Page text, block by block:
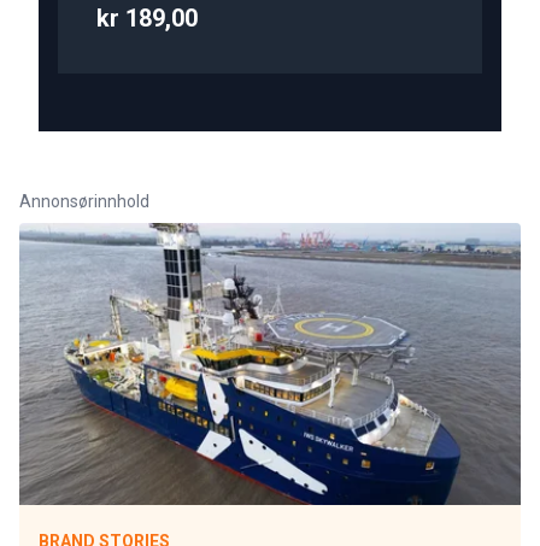
kr 189,00
Annonsørinnhold
BRAND STORIES